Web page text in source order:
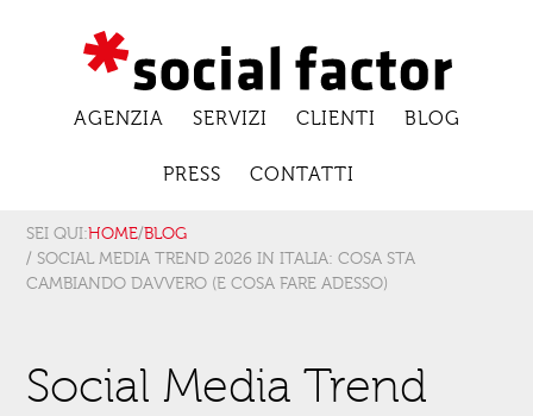
AGENZIA SERVIZI CLIENTI BLOG
PRESS CONTATTI
SEI QUI:HOME/BLOG
/ SOCIAL MEDIA TREND 2026 IN ITALIA: COSA STA
CAMBIANDO DAVVERO (E COSA FARE ADESSO)
Social Media Trend